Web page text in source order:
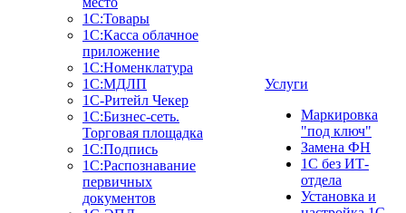
1С:Товары
1С:Касса облачное
приложение
1С:Номенклатура
1С:МДЛП
1C-Ритейл Чекер
1C:Бизнес-сеть.
Торговая площадка
1С:Подпись
1С:Распознавание
первичных
документов
Услуги
Маркировка
"под ключ"
Замена ФН
1С без ИТ-
отдела
Установка и